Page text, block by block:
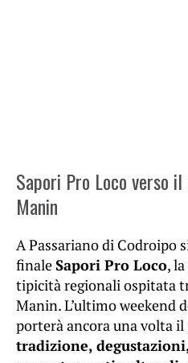
Sapori Pro Loco verso
Manin
A Passariano di Codroipo
finaleSapori Pro Loco,
tipicità regionali ospitata
Manin. L’ultimo weekend
porterà ancora una volta
tradizione,